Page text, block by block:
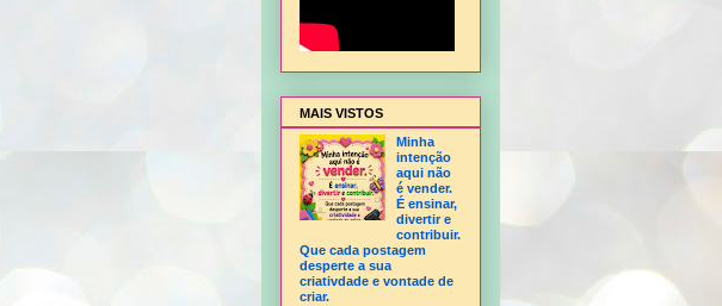
MAIS VISTOS
Minha
intenção
aqui não
é vender.
É ensinar,
divertir e
contribuir.
Que cada postagem
desperte a sua
criativdade e vontade de
criar.